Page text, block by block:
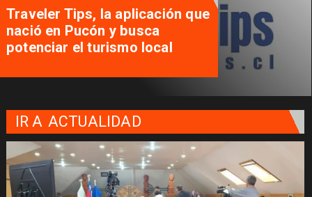
Traveler Tips, la aplicación que
nació en Pucón y busca
potenciar el turismo local
IR A ACTUALIDAD